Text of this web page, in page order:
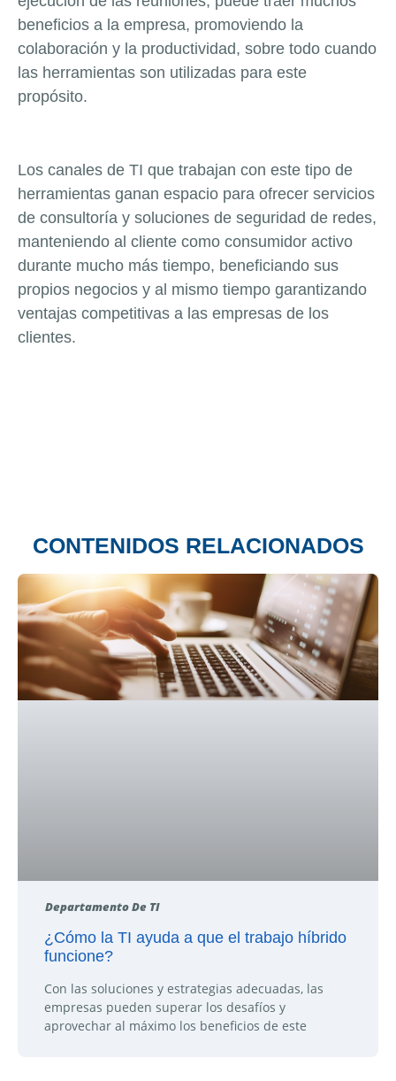
beneficios a la empresa, promoviendo la
colaboración y la productividad, sobre todo cuando
las herramientas son utilizadas para este
propósito.
Los canales de TI que trabajan con este tipo de
herramientas ganan espacio para ofrecer servicios
de consultoría y soluciones de seguridad de redes,
manteniendo al cliente como consumidor activo
durante mucho más tiempo, beneficiando sus
propios negocios y al mismo tiempo garantizando
ventajas competitivas a las empresas de los
clientes.
CONTENIDOS RELACIONADOS
Departamento De TI
¿Cómo la TI ayuda a que el trabajo híbrido
funcione?
Con las soluciones y estrategias adecuadas, las
empresas pueden superar los desafíos y
aprovechar al máximo los beneficios de este